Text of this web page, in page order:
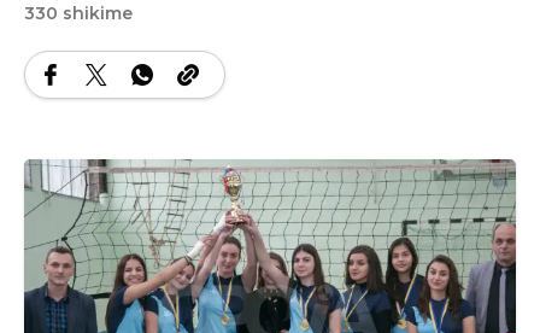
330 shikime